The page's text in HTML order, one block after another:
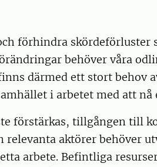
förhindra skördeförluster
behöver våra
därmed ett stort behov
i arbetet med att
förstärkas, tillgången till
relevanta aktörer behöver
arbete. Befintliga